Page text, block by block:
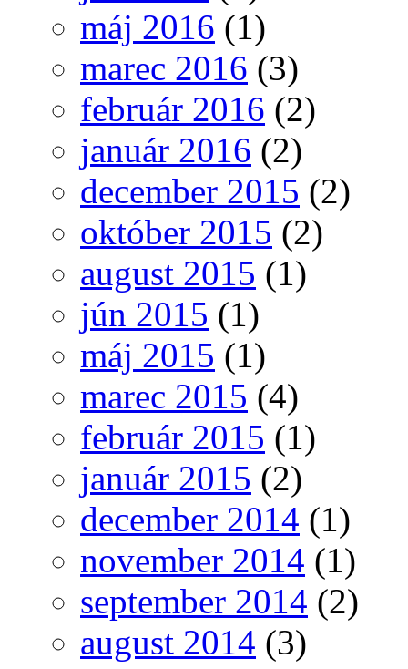
máj 2016 (1)
marec 2016 (3)
február 2016 (2)
január 2016 (2)
december 2015 (2)
október 2015 (2)
august 2015 (1)
jún 2015 (1)
máj 2015 (1)
marec 2015 (4)
február 2015 (1)
január 2015 (2)
december 2014 (1)
november 2014 (1)
september 2014 (2)
august 2014 (3)